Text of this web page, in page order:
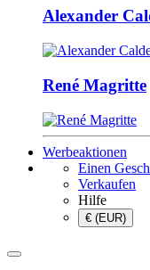
Alexander
René Magritte
Werbeaktionen
Einen
Verkaufen
Hilfe
€ (EUR)